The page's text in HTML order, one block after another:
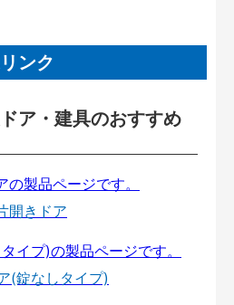
ンク
ア・建具のおすすめ
開きドア
(錠なしタイプ)